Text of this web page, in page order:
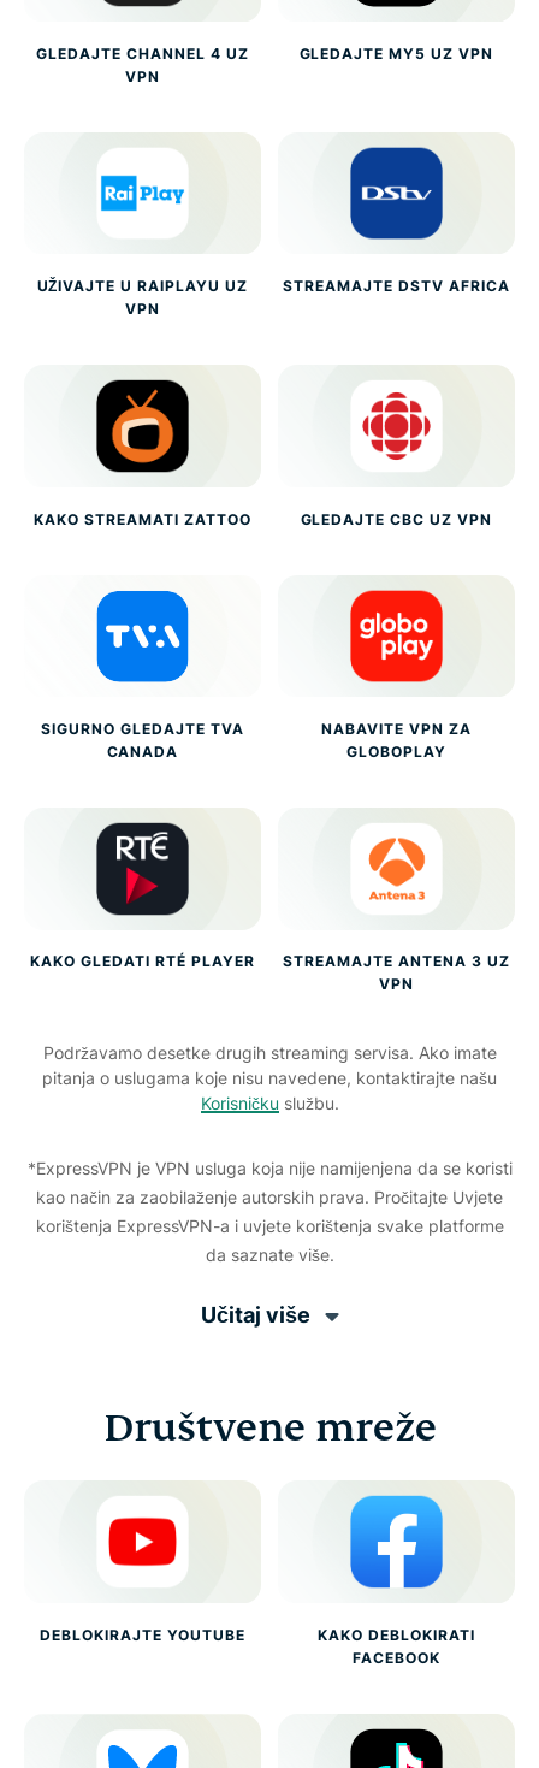
GLEDAJTE CHANNEL 4 UZ
VPN
GLEDAJTE MY5 UZ VPN
UŽIVAJTE U RAIPLAYU UZ
VPN
STREAMAJTE DSTV AFRICA
KAKO STREAMATI ZATTOO GLEDAJTE CBC UZ VPN
SIGURNO GLEDAJTE TVA
CANADA
NABAVITE VPN ZA
GLOBOPLAY
KAKO GLEDATI RTÉ PLAYER
STREAMAJTE ANTENA 3 UZ
VPN
Podržavamo desetke drugih streaming servisa. Ako imate
pitanja o uslugama koje nisu navedene, kontaktirajte našu
Korisničku službu.
*ExpressVPN je VPN usluga koja nije namijenjena da se koristi
kao način za zaobilaženje autorskih prava. Pročitajte Uvjete
korištenja ExpressVPN-a i uvjete korištenja svake platforme
da saznate više.
Učitaj više
Društvene mreže
DEBLOKIRAJTE YOUTUBE
KAKO DEBLOKIRATI
FACEBOOK